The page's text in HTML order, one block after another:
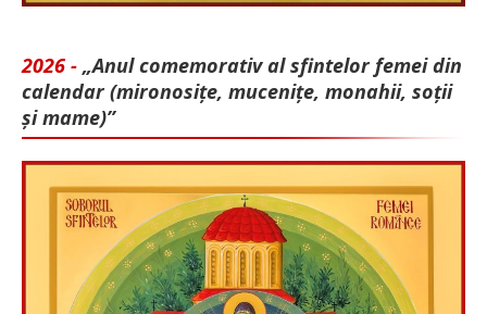
2026 - „Anul comemorativ al sfintelor femei din
calendar (mironosițe, mu­cenițe, monahii, soții
și mame)”